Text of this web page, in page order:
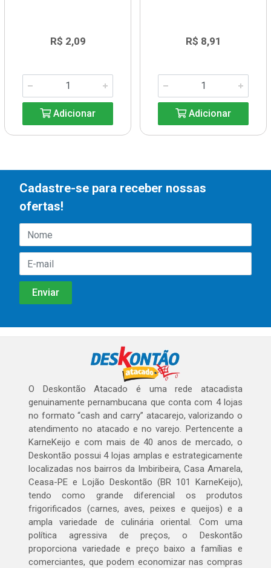
R$ 2,09
Adicionar
R$ 8,91
Adicionar
Cadastre-se para receber nossas
ofertas!
O Deskontão Atacado é uma rede atacadista
genuinamente pernambucana que conta com 4 lojas
no formato “cash and carry” atacarejo, valorizando o
atendimento no atacado e no varejo. Pertencente a
KarneKeijo e com mais de 40 anos de mercado, o
Deskontão possui 4 lojas amplas e estrategicamente
localizadas nos bairros da Imbiribeira, Casa Amarela,
Ceasa-PE e Lojão Deskontão (BR 101 KarneKeijo),
tendo como grande diferencial os produtos
frigorificados (carnes, aves, peixes e queijos) e a
ampla variedade de culinária oriental. Com uma
política agressiva de preços, o Deskontão
proporciona variedade e preço baixo a famílias e
comerciantes, que podem economizar nas compras